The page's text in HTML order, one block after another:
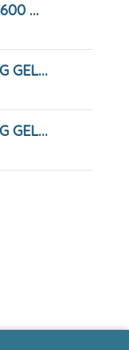
NOTUS MUCUS 600 MG COMPRIMIDOS EFERVESCENTES 20 COMPRIMIDOS
OLFEN 11,6 MG/G GEL 100 G
OLFEN 11,6 MG/G GEL 60 G